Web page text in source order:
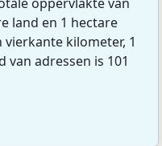
land en 1 hectare
kilometer, 1
van adressen is 101